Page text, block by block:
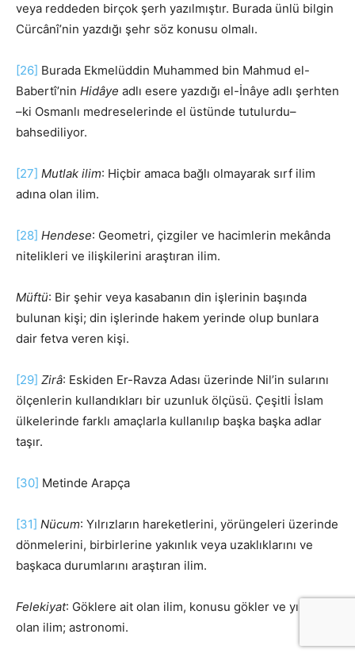
veya reddeden birçok şerh yazılmıştır. Burada ünlü bilgin
Cürcânî’nin yazdığı şehr söz konusu olmalı.
[26] Burada Ekmelüddin Muhammed bin Mahmud el-
Babertî’nin Hidâye adlı esere yazdığı el-İnâye adlı şerhten
–ki Osmanlı medreselerinde el üstünde tutulurdu–
bahsediliyor.
[27] Mutlak ilim: Hiçbir amaca bağlı olmayarak sırf ilim
adına olan ilim.
[28] Hendese: Geometri, çizgiler ve hacimlerin mekânda
nitelikleri ve ilişkilerini araştıran ilim.
Müftü: Bir şehir veya kasabanın din işlerinin başında
bulunan kişi; din işlerinde hakem yerinde olup bunlara
dair fetva veren kişi.
[29] Zirâ: Eskiden Er-Ravza Adası üzerinde Nil’in sularını
ölçenlerin kullandıkları bir uzunluk ölçüsü. Çeşitli İslam
ülkelerinde farklı amaçlarla kullanılıp başka başka adlar
taşır.
[30] Metinde Arapça
[31] Nücum: Yılrızların hareketlerini, yörüngeleri üzerinde
dönmelerini, birbirlerine yakınlık veya uzaklıklarını ve
başkaca durumlarını araştıran ilim.
Felekiyat: Göklere ait olan ilim, konusu gökler ve yıldızlar
olan ilim; astronomi.